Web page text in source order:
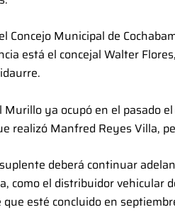
Concejo Municipal de
está el concejal Walter
Murillo ya ocupó en el pasado
realizó Manfred Reyes Villa,
deberá continuar
como el distribuidor vehicular
que esté concluido en